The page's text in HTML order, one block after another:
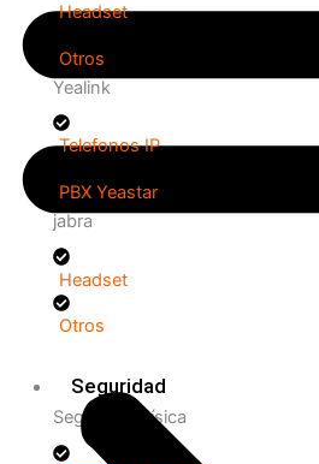
Headset
Otros
Yealink
Telefonos IP
PBX Yeastar
jabra
Headset
Otros
Seguridad
Seguridad Física